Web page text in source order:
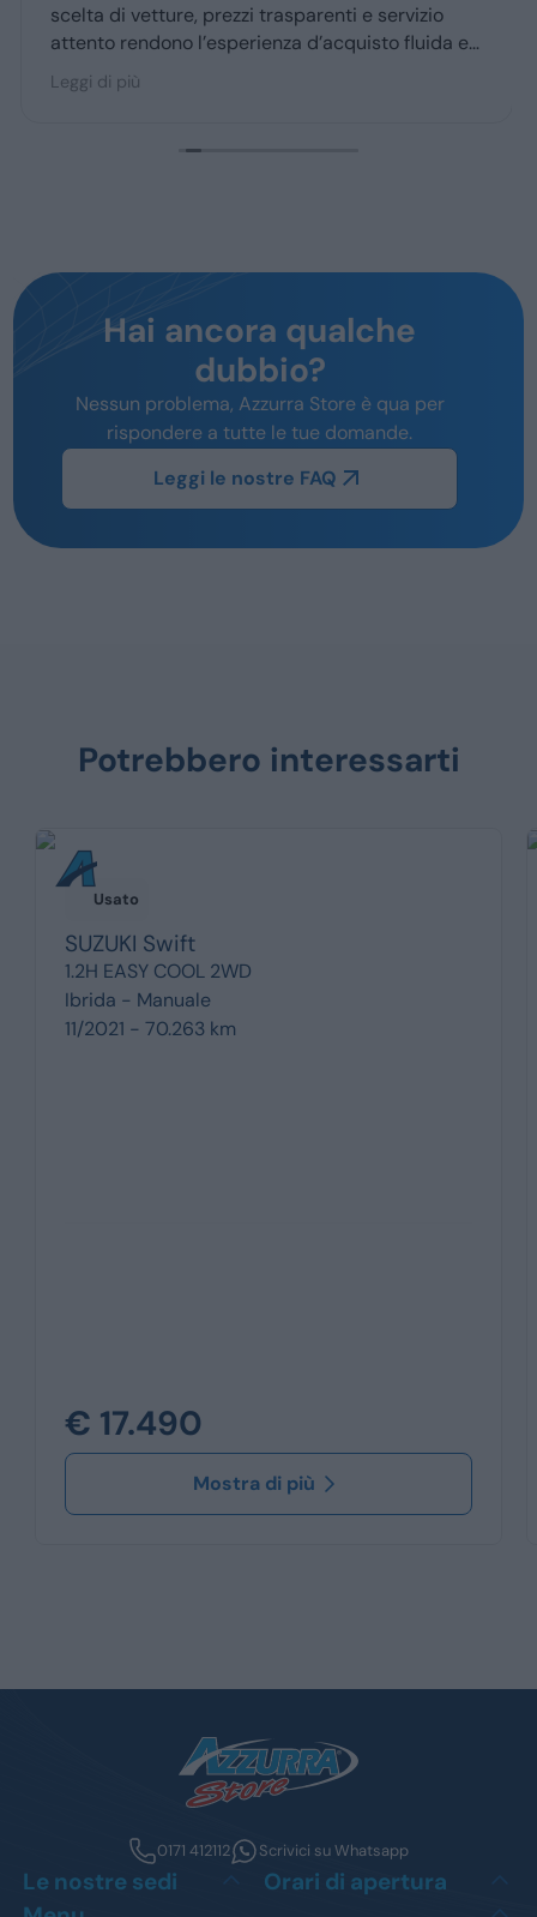
ritiro a quello della consegna . Grazie davvero
Hai ancora qualche
dubbio?
Nessun problema, Azzurra Store è qua per
rispondere a tutte le tue domande.
Leggi le nostre FAQ
Potrebbero interessarti
Usato
SUZUKI Swift
1.2H EASY COOL 2WD
Ibrida - Manuale
11/2021 - 70.263 km
€ 17.490
Mostra di più
0171 412112 Scrivici su Whatsapp
Le nostre sedi
Orari di apertura